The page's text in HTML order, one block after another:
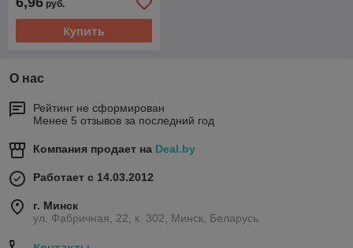
бутылка ASC Premium
руб.
Купить
О нас
Рейтинг не сформирован
Менее 5 отзывов за последний год
Компания продает на Deal.by
Работает с 14.03.2012
г. Минск
ул. Фабричная, 22, к. 302, Минск, Беларусь